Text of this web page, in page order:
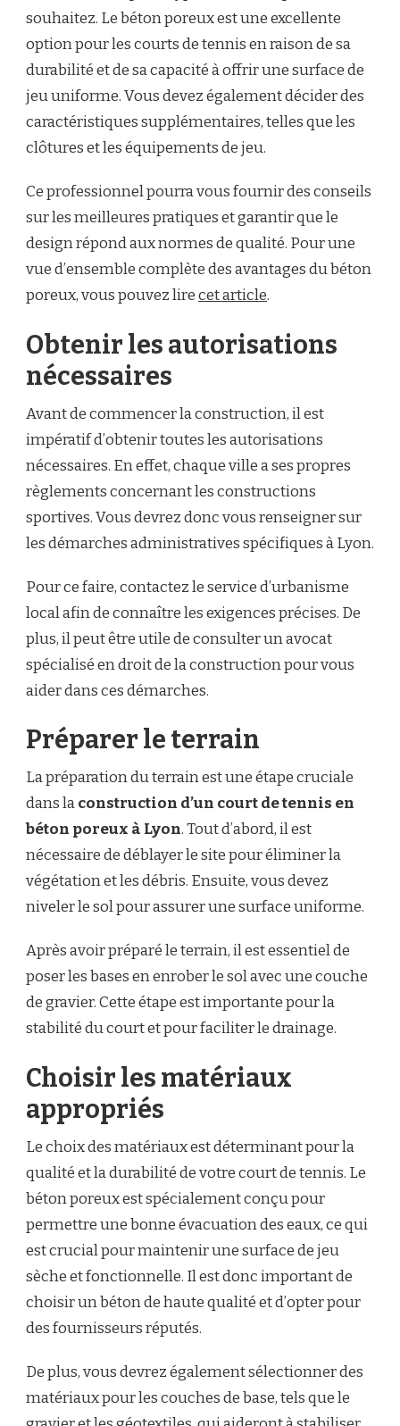
souhaitez. Le béton poreux est une excellente
option pour les courts de tennis en raison de sa
durabilité et de sa capacité à offrir une surface de
jeu uniforme. Vous devez également décider des
caractéristiques supplémentaires, telles que les
clôtures et les équipements de jeu.
Ce professionnel pourra vous fournir des conseils
sur les meilleures pratiques et garantir que le
design répond aux normes de qualité. Pour une
vue d’ensemble complète des avantages du béton
poreux, vous pouvez lirecet article.
Obtenir les autorisations
nécessaires
Avant de commencer la construction, il est
impératif d’obtenir toutes les autorisations
nécessaires. En effet, chaque ville a ses propres
règlements concernant les constructions
sportives. Vous devrez donc vous renseigner sur
les démarches administratives spécifiques à Lyon.
Pour ce faire, contactez le service d’urbanisme
local afin de connaître les exigences précises. De
plus, il peut être utile de consulter un avocat
spécialisé en droit de la construction pour vous
aider dans ces démarches.
Préparer le terrain
La préparation du terrain est une étape cruciale
dans laconstruction d’un court de tennis en
béton poreux à Lyon. Tout d’abord, il est
nécessaire de déblayer le site pour éliminer la
végétation et les débris. Ensuite, vous devez
niveler le sol pour assurer une surface uniforme.
Après avoir préparé le terrain, il est essentiel de
poser les bases en enrober le sol avec une couche
de gravier. Cette étape est importante pour la
stabilité du court et pour faciliter le drainage.
Choisir les matériaux
appropriés
Le choix des matériaux est déterminant pour la
qualité et la durabilité de votre court de tennis. Le
béton poreux est spécialement conçu pour
permettre une bonne évacuation des eaux, ce qui
est crucial pour maintenir une surface de jeu
sèche et fonctionnelle. Il est donc important de
choisir un béton de haute qualité et d’opter pour
des fournisseurs réputés.
De plus, vous devrez également sélectionner des
matériaux pour les couches de base, tels que le